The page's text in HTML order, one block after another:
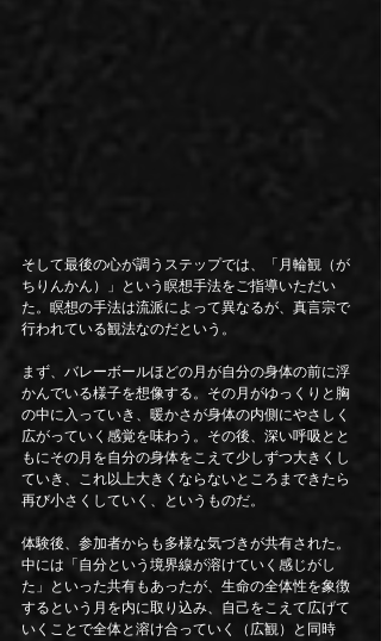
そして最後の心が調うステップでは、「月輪観（が
ちりんかん）」という瞑想手法をご指導いただい
た。瞑想の手法は流派によって異なるが、真言宗で
行われている観法なのだという。
まず、バレーボールほどの月が自分の身体の前に浮
かんでいる様子を想像する。その月がゆっくりと胸
の中に入っていき、暖かさが身体の内側にやさしく
広がっていく感覚を味わう。その後、深い呼吸とと
もにその月を自分の身体をこえて少しずつ大きくし
ていき、これ以上大きくならないところまできたら
再び小さくしていく、というものだ。
体験後、参加者からも多様な気づきが共有された。
中には「自分という境界線が溶けていく感じがし
た」といった共有もあったが、生命の全体性を象徴
するという月を内に取り込み、自己をこえて広げて
いくことで全体と溶け合っていく（広観）と同時